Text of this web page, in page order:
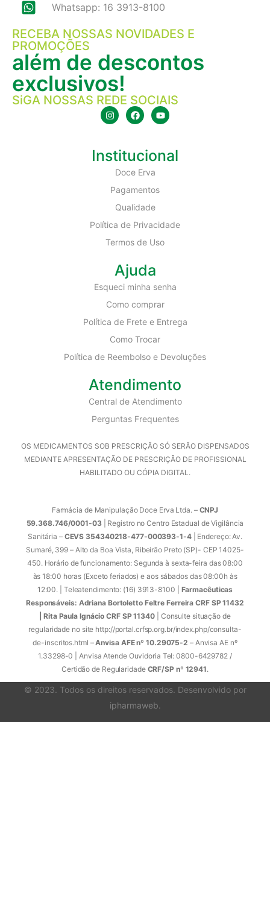
Whatsapp: 16 3913-8100
RECEBA NOSSAS NOVIDADES E
PROMOÇÕES
além de descontos
exclusivos!
SiGA NOSSAS REDE SOCIAIS
Institucional
Doce Erva
Pagamentos
Qualidade
Política de Privacidade
Termos de Uso
Ajuda
Esqueci minha senha
Como comprar
Política de Frete e Entrega
Como Trocar
Política de Reembolso e Devoluções
Atendimento
Central de Atendimento
Perguntas Frequentes
OS MEDICAMENTOS SOB PRESCRIÇÃO SÓ SERÃO DISPENSADOS
MEDIANTE APRESENTAÇÃO DE PRESCRIÇÃO DE PROFISSIONAL
HABILITADO OU CÓPIA DIGITAL.
Farmácia de Manipulação Doce Erva Ltda. – CNPJ
59.368.746/0001-03| Registro no Centro Estadual de Vigilância
Sanitária –CEVS 354340218-477-000393-1-4| Endereço: Av.
Sumaré, 399 – Alto da Boa Vista, Ribeirão Preto (SP)- CEP 14025-
450. Horário de funcionamento: Segunda à sexta-feira das 08:00
às 18:00 horas (Exceto feriados) e aos sábados das 08:00h às
12:00. | Teleatendimento: (16) 3913-8100 | Farmacêuticas
Responsáveis: Adriana Bortoletto Feltre Ferreira CRF SP 11432
| Rita Paula Ignácio CRF SP 11340 | Consulte situação de
regularidade no site http://portal.crfsp.org.br/index.php/consulta-
de-inscritos.html –Anvisa AFE nº 10.29075-2 – Anvisa AE nº
1.33298-0 | Anvisa Atende Ouvidoria Tel: 0800-6429782 /
Certidão de Regularidade CRF/SP nº 12941.
© 2023. Todos os direitos reservados. Desenvolvido por
ipharmaweb.